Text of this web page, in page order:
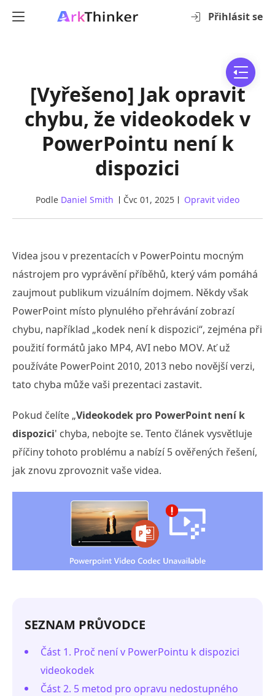
Přihlásit se
[Vyřešeno] Jak opravit
chybu, že videokodek v
PowerPointu není k
dispozici
Podle Daniel Smith Čvc 01, 2025 Opravit video
Videa jsou v prezentacích v PowerPointu mocným
nástrojem pro vyprávění příběhů, který vám pomáhá
zaujmout publikum vizuálním dojmem. Někdy však
PowerPoint místo plynulého přehrávání zobrazí
chybu, například „kodek není k dispozici“, zejména při
použití formátů jako MP4, AVI nebo MOV. Ať už
používáte PowerPoint 2010, 2013 nebo novější verzi,
tato chyba může vaši prezentaci zastavit.
Pokud čelíte „Videokodek pro PowerPoint není k
dispozici' chyba, nebojte se. Tento článek vysvětluje
příčiny tohoto problému a nabízí 5 ověřených řešení,
jak znovu zprovoznit vaše videa.
SEZNAM PRŮVODCE
Část 1. Proč není v PowerPointu k dispozici
videokodek
Část 2. 5 metod pro opravu nedostupného